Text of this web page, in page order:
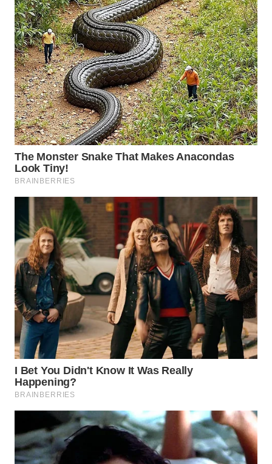
WN
BORNEO
Wahana
Media
Group
WAHANA
NEWS
WAHANA
TANI
WAHANA
ADVOKAT
WAHANA
INFRASTRUKTUR
WAHANA
KONSUMEN
WAHANA
LISTRIK
WAHANA
WAHANA
TV